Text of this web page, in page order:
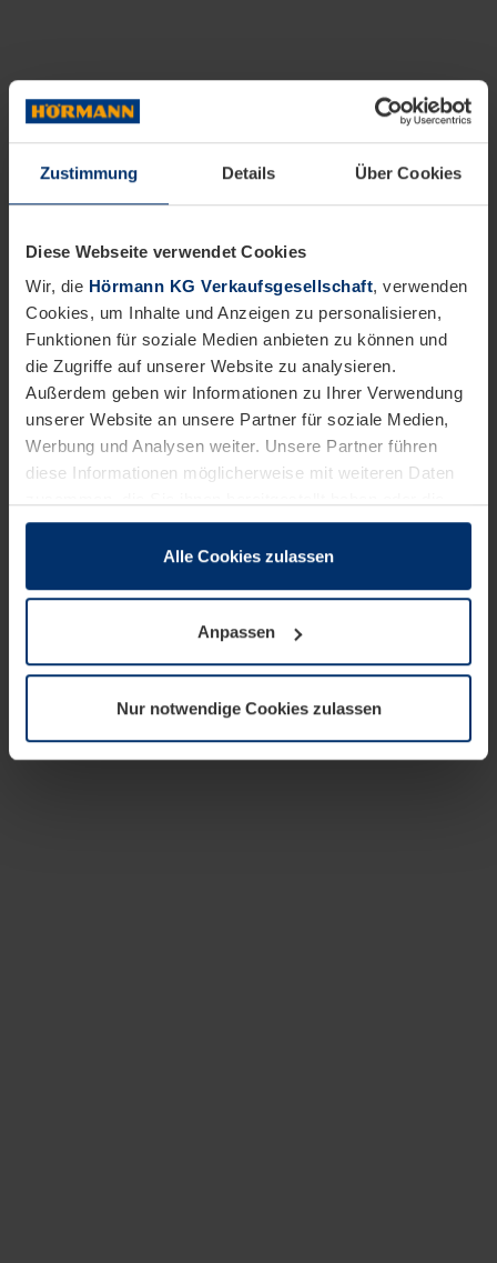
Zustimmung Details Über Cookies
Diese Webseite verwendet Cookies
Wir, die Hörmann KG Verkaufsgesellschaft, verwenden
Cookies, um Inhalte und Anzeigen zu personalisieren,
Funktionen für soziale Medien anbieten zu können und
die Zugriffe auf unserer Website zu analysieren.
Außerdem geben wir Informationen zu Ihrer Verwendung
unserer Website an unsere Partner für soziale Medien,
Werbung und Analysen weiter. Unsere Partner führen
diese Informationen möglicherweise mit weiteren Daten
sie im Rahmen Ihrer Nutzung der Dienste gesammelt
wenn diese für den Betrieb dieser Seite unbedingt
notwendig sind. Für alle anderen Cookie-Typen benötigen
wir Ihre Erlaubnis. Ihre Einwilligung können Sie jederzeit
Datenschutzerklärungunserer Website ändern oder
widerrufen.
Alle Cookies zulassen
Anpassen
Nur notwendige Cookies zulassen